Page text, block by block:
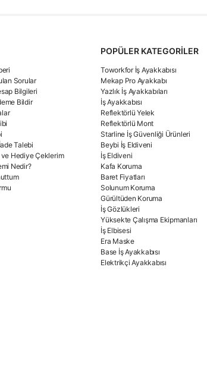
Sorular
Bilgileri
Bildir
Talebi
ve Hediye Çeklerim
Nedir?
POPÜLER KATEGORİLER
Toworkfor İş Ayakkabısı
Mekap Pro Ayakkabı
Yazlık İş Ayakkabıları
İş Ayakkabısı
Reflektörlü Yelek
Reflektörlü Mont
Starline İş Güvenliği Ürünleri
Beybi İş Eldiveni
İş Eldiveni
Kafa Koruma
Baret Fiyatları
Solunum Koruma
Gürültüden Koruma
İş Gözlükleri
Yüksekte Çalışma Ekipmanları
İş Elbisesi
Era Maske
Base İş Ayakkabısı
Elektrikçi Ayakkabısı